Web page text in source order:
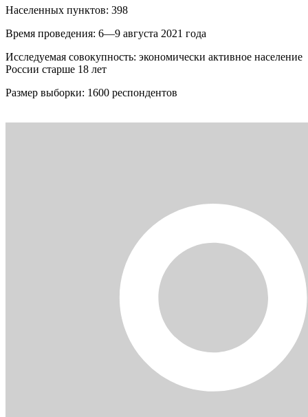
Населенных пунктов: 398
Время проведения: 6—9 августа 2021 года
Исследуемая совокупность: экономически активное население
России старше 18 лет
Размер выборки: 1600 респондентов